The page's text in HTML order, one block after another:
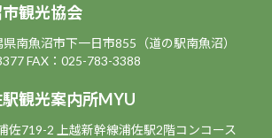
市観光協会
南魚沼市下一日市855（道の駅南魚沼）
FAX：025-783-3388
観光案内所MYU
佐719-2 上越新幹線浦佐駅2階コンコース